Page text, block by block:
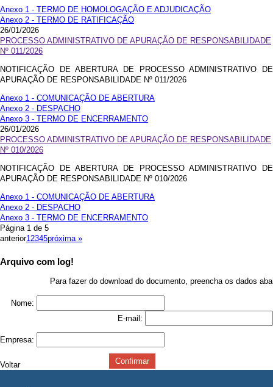
Anexo 1 - TERMO DE HOMOLOGAÇÃO E ADJUDICAÇÃO
Anexo 2 - TERMO DE RATIFICAÇÃO
26/01/2026
PROCESSO ADMINISTRATIVO DE APURAÇÃO DE RESPONSABILIDADE
Nº 011/2026
NOTIFICAÇÃO DE ABERTURA DE PROCESSO ADMINISTRATIVO DE
APURAÇÃO DE RESPONSABILIDADE Nº 011/2026
Anexo 1 - COMUNICAÇÃO DE ABERTURA
Anexo 2 - DESPACHO
Anexo 3 - TERMO DE ENCERRAMENTO
26/01/2026
PROCESSO ADMINISTRATIVO DE APURAÇÃO DE RESPONSABILIDADE
Nº 010/2026
NOTIFICAÇÃO DE ABERTURA DE PROCESSO ADMINISTRATIVO DE
APURAÇÃO DE RESPONSABILIDADE Nº 010/2026
Anexo 1 - COMUNICAÇÃO DE ABERTURA
Anexo 2 - DESPACHO
Anexo 3 - TERMO DE ENCERRAMENTO
Página 1 de 5
anterior12345próxima »
Arquivo com log!
Para fazer do download do documento, preencha os dados
Nome:
E-mail:
Empresa:
Voltar